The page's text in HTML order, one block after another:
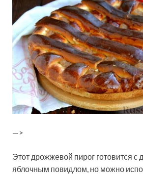
—>
Этот дрожжевой пирог готовится
яблочным повидлом, но можно